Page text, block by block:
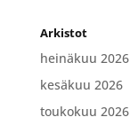
Arkistot
heinäkuu 2026
kesäkuu 2026
toukokuu 2026